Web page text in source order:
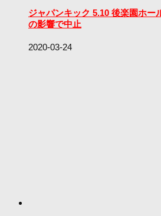
ジャパンキック 5.10 後楽園ホー
の影響で中止
2020-03-24